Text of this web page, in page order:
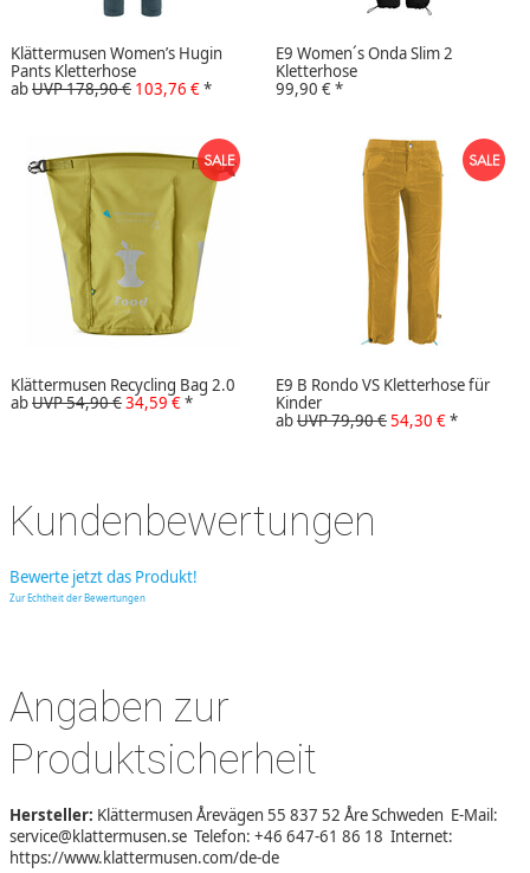
Klättermusen Women’s Hugin
Pants Kletterhose
abUVP 178,90 € 103,76 €*
E9 Women´s Onda Slim 2
Kletterhose
99,90 €*
Klättermusen Recycling Bag 2.0
abUVP 54,90 €34,59 €*
E9 B Rondo VS Kletterhose für
Kinder
abUVP 79,90 €54,30 €*
Kundenbewertungen
Bewerte jetzt das Produkt!
Zur Echtheit der Bewertungen
Angaben zur
Produktsicherheit
Hersteller: Klättermusen Årevägen 55 837 52 Åre Schweden E-Mail:
service@klattermusen.se Telefon: +46 647-61 86 18 Internet:
https://www.klattermusen.com/de-de